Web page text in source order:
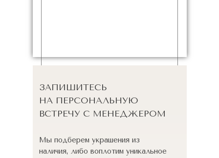
ЗАПИШИТЕСЬ
НА ПЕРСОНАЛЬНУЮ
ВСТРЕЧУ С МЕНЕДЖЕРОМ
Мы подберем украшения из
наличия, либо воплотим уникальное